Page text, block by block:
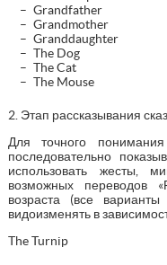
Grandfather
Grandmother
Granddaughter
The Dog
The Cat
The Mouse
2. Этап рассказывания
Для точного
последовательно
использовать жесты,
возможных переводов
возраста (все
видоизменять в
The Turnip